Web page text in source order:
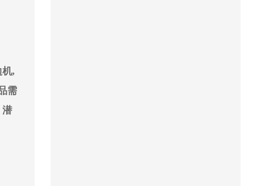
机,
需
潜